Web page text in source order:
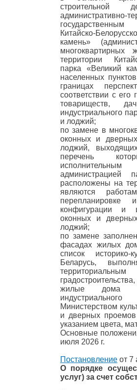
строительной
Китайско-
камень»
территории
парка «Великий
населенных
границах
соответствии с
товариществ,
индустриального
и лоджий;
по замене в
оконных и
лоджий,
перечень
расположены на
являются
конфигурации и
оконных и
лоджий;
по замене
фасадах жилых
список историко-
Беларусь,
жилые дома
Министерством
и дверных
указанием цвета,
Основные
июля 2026 г.
Постановление от 7
О порядке
услуг) за счет